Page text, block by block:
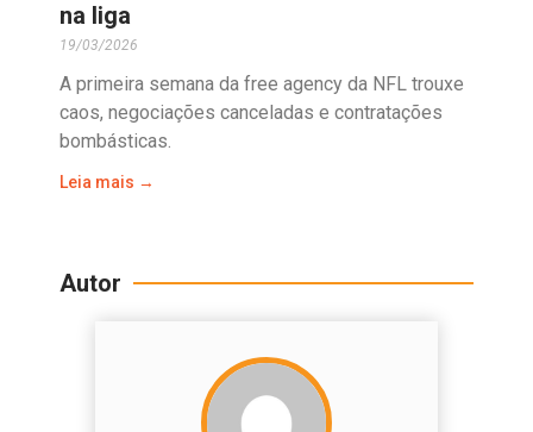
na liga
19/03/2026
A primeira semana da free agency da NFL trouxe
caos, negociações canceladas e contratações
bombásticas.
Leia mais →
Autor